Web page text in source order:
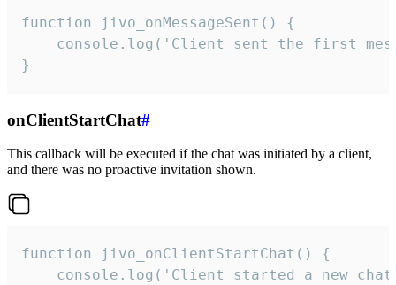
function jivo_onMessageSent() {
console.log('Client sent the first
}
onClientStartChat#
This callback will be executed if the chat was initiated by a client,
and there was no proactive invitation shown.
function jivo_onClientStartChat() {
console.log('Client started a new